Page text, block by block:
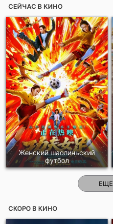
СЕЙЧАС В КИНО
Женский шаолиньский
футбол
ЕЩЕ
СКОРО В КИНО